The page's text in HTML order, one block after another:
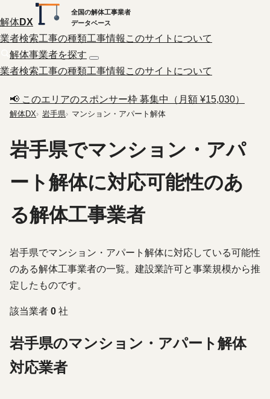
解体DX
全国の解体工事業者
データベース
業者検索工事の種類工事情報 このサイトについて
解体事業者を探す
業者検索工事の種類工事情報 このサイトについて
📢 このエリアのスポンサー枠 募集中（月額 ¥15,030）
解体DX 岩手県 マンション・アパート解体
岩手県でマンション・アパ
ート解体に対応可能性のあ
る解体工事業者
岩手県でマンション・アパート解体に対応している可能性
のある解体工事業者の一覧。建設業許可と事業規模から推
定したものです。
該当業者 0 社
岩手県のマンション・アパート解体
対応業者